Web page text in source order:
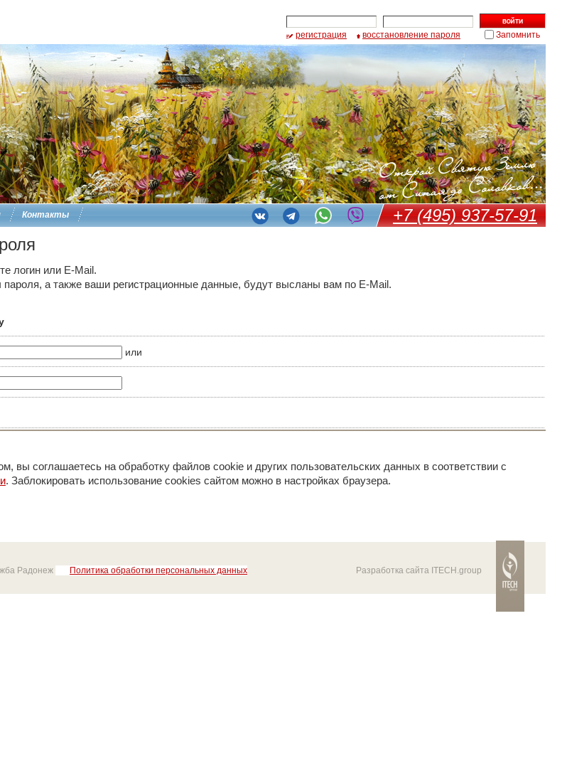
регистрация восстановление пароля Запомнить
Контакты +7 (495) 937-57-91
логин или E-Mail.
пароля, а также ваши регистрационные данные, будут высланы вам по E-Mail.
или
вы соглашаетесь на обработку файлов cookie и других пользовательских данных в соответствии с
. Заблокировать использование cookies сайтом можно в настройках браузера.
Радонеж Политика обработки персональных данных Разработка сайта ITECH.group